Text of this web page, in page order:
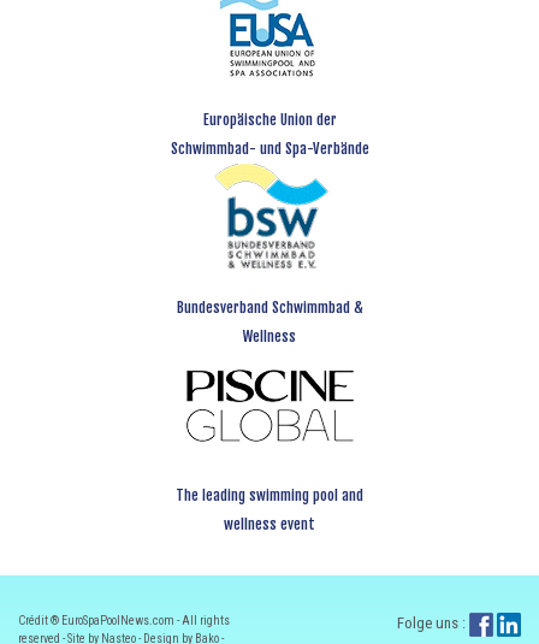
Europäische Union der
Schwimmbad- und Spa-Verbände
Bundesverband Schwimmbad &
Wellness
The leading swimming pool and
wellness event
Crédit ® EuroSpaPoolNews.com - All rights
reserved - Site by Nasteo - Design by Bako -
Folge uns :